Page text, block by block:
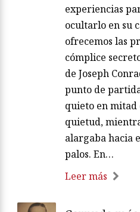
experiencias
ocultarlo en su
ofrecemos las
cómplice
de Joseph
punto de
quieto en mitad
quietud,
alargaba hacia
palos. En…
Leer más